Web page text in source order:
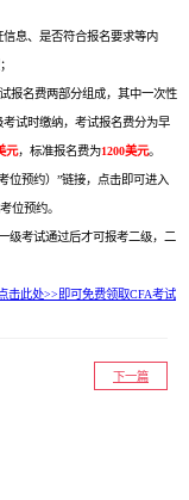
息、是否符合报名要求等内
名费两部分组成，其中一次性
试时缴纳，考试报名费分为早
元，标准报名费为1200美元。
位预约）”链接，点击即可进入
位预约。
级考试通过后才可报考二级，二
击此处>>即可免费领取CFA考试
下一篇